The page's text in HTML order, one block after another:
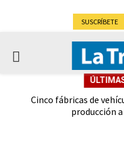
SUSCRÍBETE
PRIMARY
Cinco fábricas de
producción